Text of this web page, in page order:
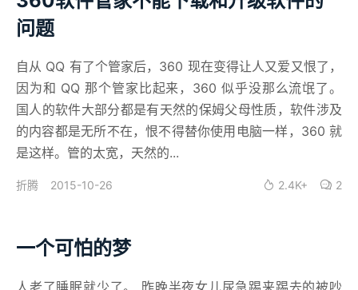
问题
自从 QQ 有了个管家后，360 现在变得让人又爱又恨了，
因为和 QQ 那个管家比起来，360 似乎没那么流氓了。
国人的软件大部分都是有天然的保姆父母性质，软件涉及
的内容都是无所不在，恨不得替你使用电脑一样，360 就
是这样。管的太宽，天然的...
折腾 2015-10-26 2.4K+ 2
一个可怕的梦